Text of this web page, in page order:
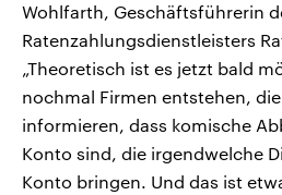
Wohlfarth, Geschäftsführerin
Ratenzahlungsdienstleisters
„Theoretisch ist es jetzt bald
nochmal Firmen entstehen,
informieren, dass komische
Konto sind, die irgendwelche
Konto bringen. Und das ist